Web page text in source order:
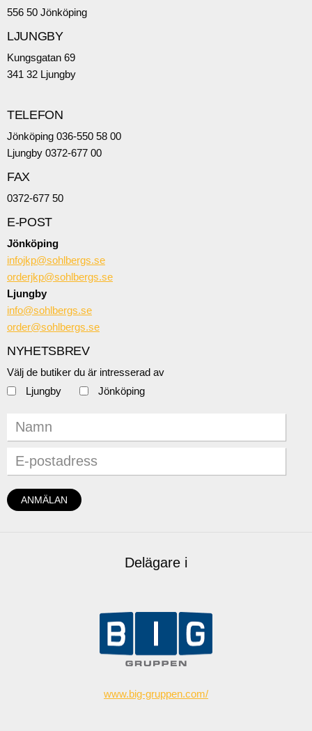
556 50 Jönköping
LJUNGBY
Kungsgatan 69
341 32 Ljungby
TELEFON
Jönköping 036-550 58 00
Ljungby 0372-677 00
FAX
0372-677 50
E-POST
Jönköping
infojkp@sohlbergs.se
orderjkp@sohlbergs.se
Ljungby
info@sohlbergs.se
order@sohlbergs.se
NYHETSBREV
Välj de butiker du är intresserad av
Ljungby
Jönköping
Delägare i
www.big-gruppen.com/